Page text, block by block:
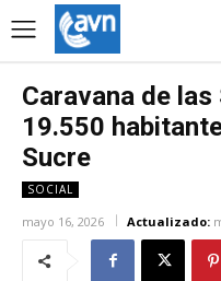
Caravana de
19.550
Sucre
SOCIAL
mayo 16, 2026 Actualizado: